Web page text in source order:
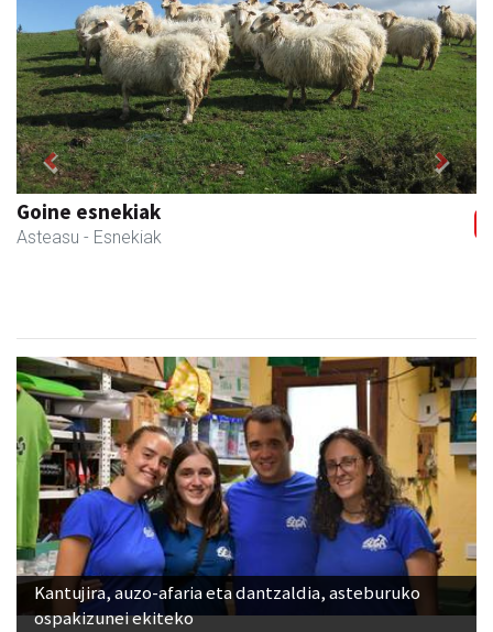
Iraola aholkularitza
Amasa-Villabona - Abokatuak
Previous Next
Kantujira, auzo-afaria eta dantzaldia, asteburuko
ospakizunei ekiteko